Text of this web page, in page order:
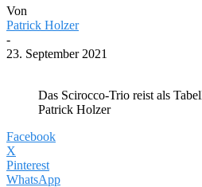
Von
Patrick Holzer
-
23. September 2021
Das Scirocco-Trio reist als
Patrick Holzer
Facebook
X
Pinterest
WhatsApp